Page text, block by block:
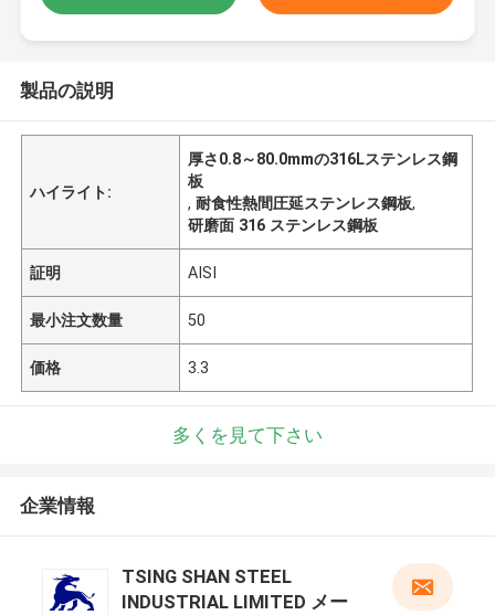
製品の説明
ハイライト:
厚さ0.8～80.0mmの316Lステンレス鋼
板
,耐食性熱間圧延ステンレス鋼板,
研磨面 316 ステンレス鋼板
証明 AISI
最小注文数量 50
価格 3.3
多くを見て下さい
企業情報
TSING SHAN STEEL
INDUSTRIAL LIMITED メー